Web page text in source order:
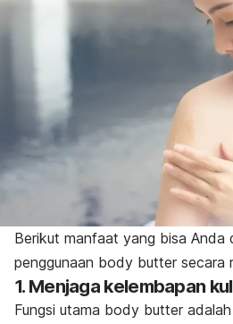
Berikut manfaat yang bisa Anda
penggunaan body butter secara
1. Menjaga kelembapan
Fungsi utama body butter